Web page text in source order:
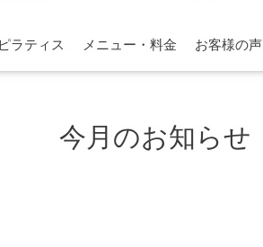
ピラティス メニュー・料金 お客様の声
今月のお知らせ